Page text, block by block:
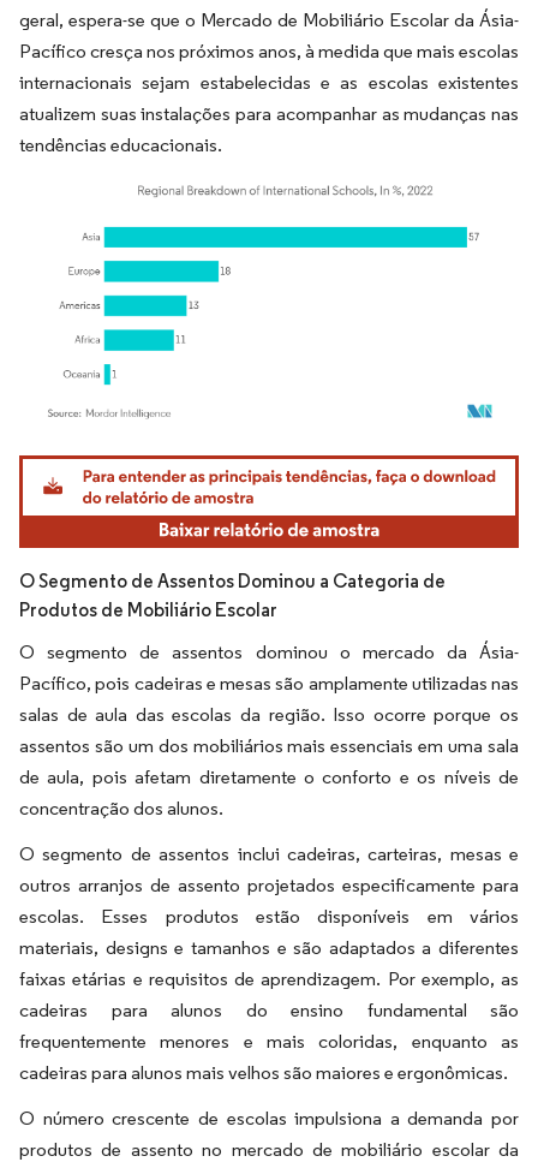
geral, espera-se que o Mercado de Mobiliário Escolar da Ásia-
Pacífico cresça nos próximos anos, à medida que mais escolas
internacionais sejam estabelecidas e as escolas existentes
atualizem suas instalações para acompanhar as mudanças nas
tendências educacionais.
Imagem © Mordor Intelligence. O reuso requer atribuição conforme CC BY 4.0.
O Segmento de Assentos Dominou a Categoria de
Produtos de Mobiliário Escolar
O segmento de assentos dominou o mercado da Ásia-
Pacífico, pois cadeiras e mesas são amplamente utilizadas nas
salas de aula das escolas da região. Isso ocorre porque os
assentos são um dos mobiliários mais essenciais em uma sala
de aula, pois afetam diretamente o conforto e os níveis de
concentração dos alunos.
O segmento de assentos inclui cadeiras, carteiras, mesas e
outros arranjos de assento projetados especificamente para
escolas. Esses produtos estão disponíveis em vários
materiais, designs e tamanhos e são adaptados a diferentes
faixas etárias e requisitos de aprendizagem. Por exemplo, as
cadeiras para alunos do ensino fundamental são
frequentemente menores e mais coloridas, enquanto as
cadeiras para alunos mais velhos são maiores e ergonômicas.
O número crescente de escolas impulsiona a demanda por
produtos de assento no mercado de mobiliário escolar da